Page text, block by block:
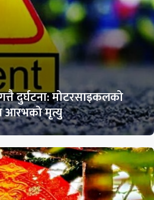
दुर्घटना: मोटरसाइकलको
आरभको मृत्यु